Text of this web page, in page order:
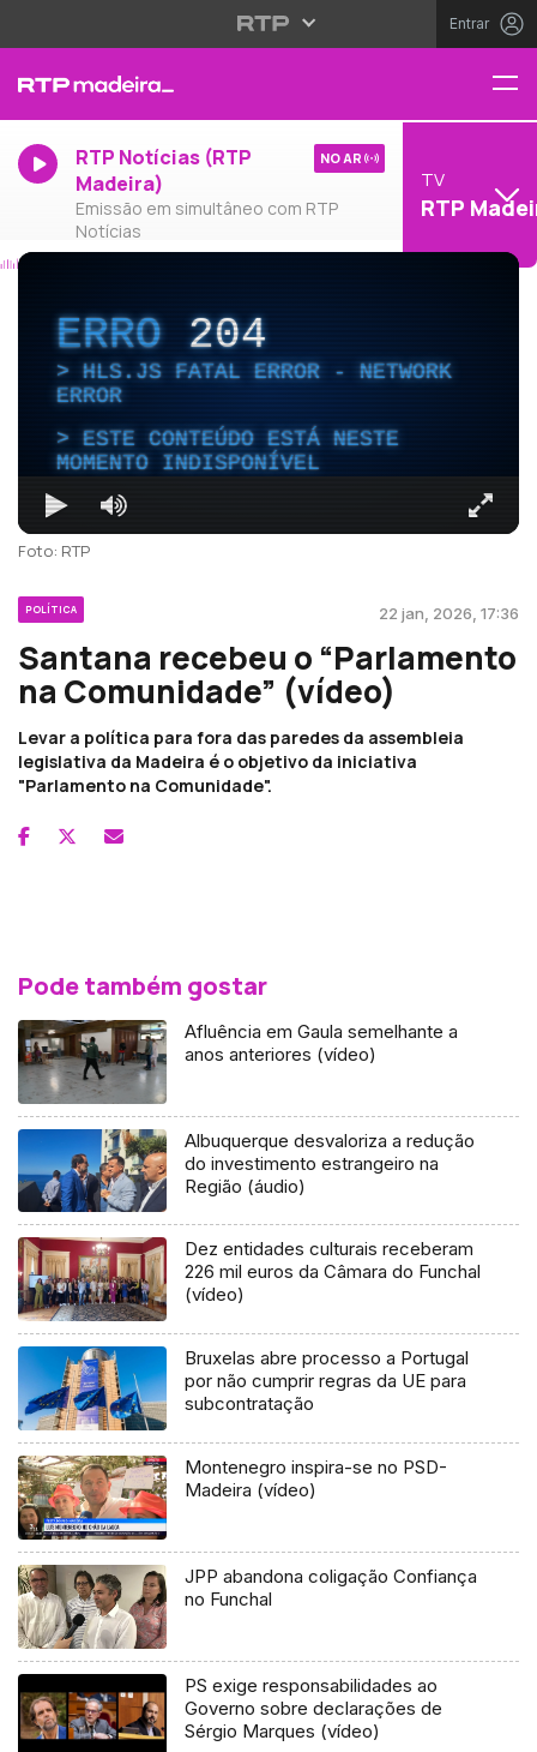
Entrar
RTP Notícias (RTP
Madeira)
Emissão em simultâneo com RTP
Notícias
NO AR
TV
RTP
ERRO204
HLS.JS FATAL ERROR - NETWORK
ERROR
ESTE CONTEÚDO ESTÁ NESTE
MOMENTO INDISPONÍVEL
Foto: RTP
POLÍTICA 22 jan, 2026, 17:36
Santana recebeu o “Parlamento
na Comunidade” (vídeo)
Levar a política para fora das paredes da assembleia
legislativa da Madeira é o objetivo da iniciativa
"Parlamento na Comunidade".
Pode também gostar
Afluência em Gaula semelhante a
anos anteriores (vídeo)
Albuquerque desvaloriza a redução
do investimento estrangeiro na
Região (áudio)
Dez entidades culturais receberam
226 mil euros da Câmara do Funchal
(vídeo)
Bruxelas abre processo a Portugal
por não cumprir regras da UE para
subcontratação
Montenegro inspira-se no PSD-
Madeira (vídeo)
JPP abandona coligação Confiança
no Funchal
PS exige responsabilidades ao
Governo sobre declarações de
Sérgio Marques (vídeo)